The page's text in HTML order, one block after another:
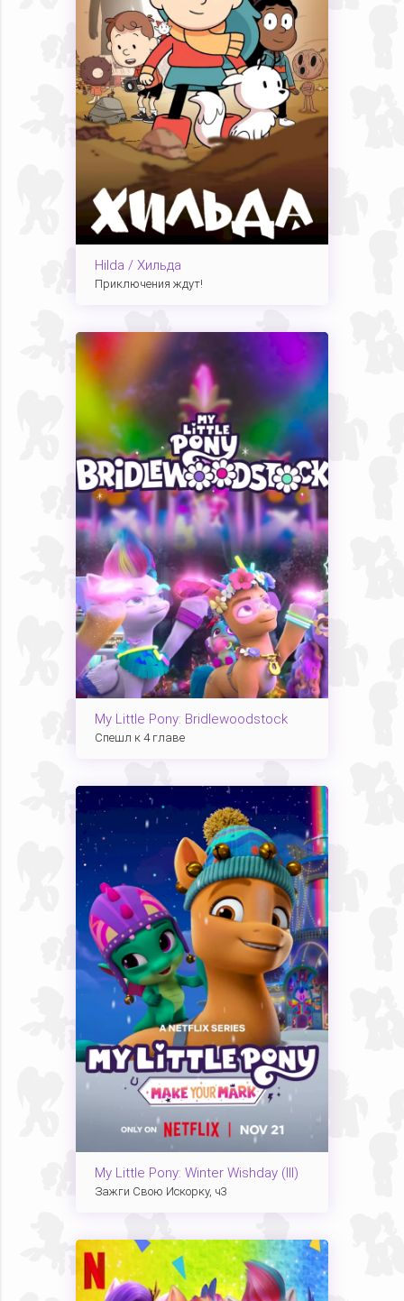
Hilda / Хильда
Приключения ждут!
My Little Pony: Bridlewoodstock
Спешл к 4 главе
My Little Pony: Winter Wishday (III)
Зажги Свою Искорку, ч3